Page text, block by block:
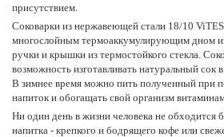
присутствием.
Соковарки из нержавеющей стали 18/10
многослойным термоаккумулирующим дном
ручки и крышки из термостойкого стекла.
возможность изготавливать натуральный сок
В зимнее время можно пить полученный при
напиток и обогащать свой организм
Ни один день в жизни человека не обходится
напитка - крепкого и бодрящего кофе или